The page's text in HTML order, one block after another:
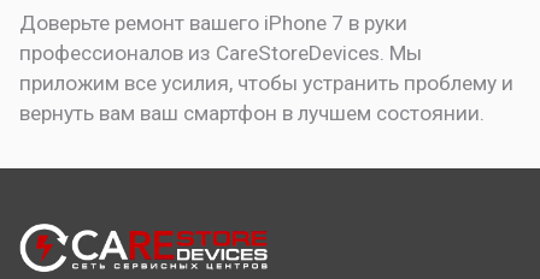
Доверьте ремонт вашего iPhone 7 в руки
профессионалов из CareStoreDevices. Мы
приложим все усилия, чтобы устранить проблему и
вернуть вам ваш смартфон в лучшем состоянии.